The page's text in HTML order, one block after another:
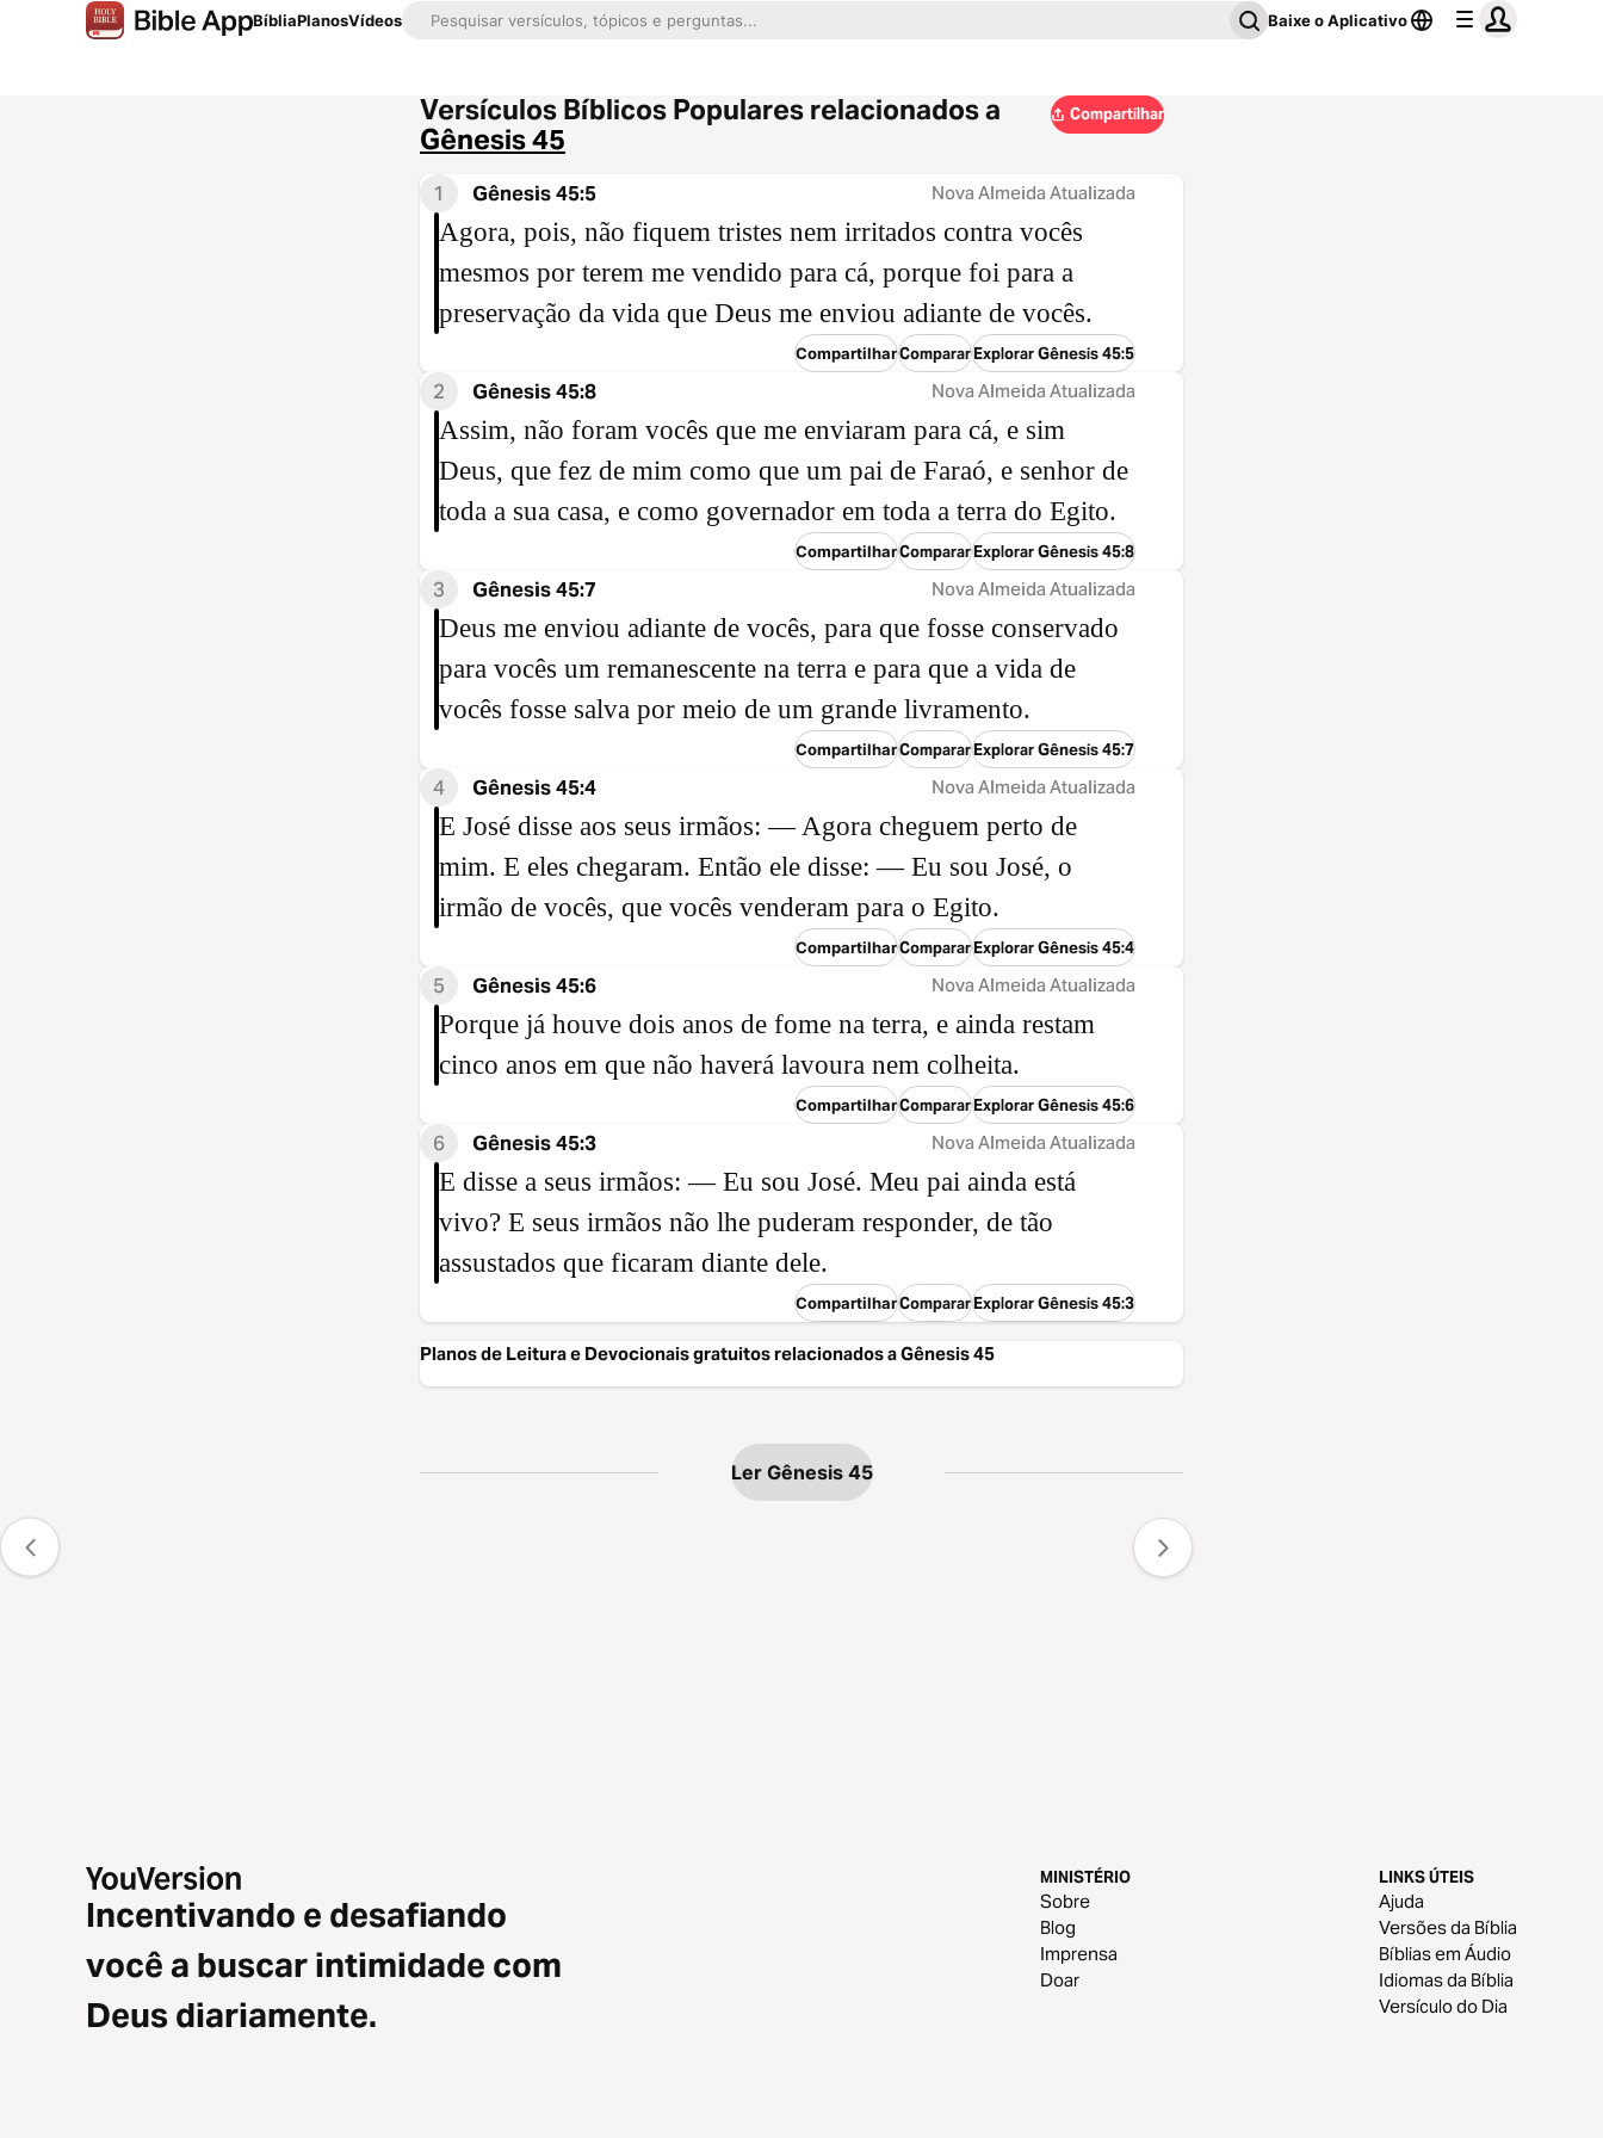
BíbliaPlanosVídeos Baixe o Aplicativo
Versículos Bíblicos Populares relacionados a
Gênesis 45
Compartilhar
1 Gênesis 45:5 Nova Almeida Atualizada
Agora, pois, não fiquem tristes nem irritados contra vocês
mesmos por terem me vendido para cá, porque foi para a
preservação da vida que Deus me enviou adiante de vocês.
CompartilharCompararExplorar Gênesis 45:5
2 Gênesis 45:8 Nova Almeida Atualizada
Assim, não foram vocês que me enviaram para cá, e sim
Deus, que fez de mim como que um pai de Faraó, e senhor de
toda a sua casa, e como governador em toda a terra do Egito.
CompartilharCompararExplorar Gênesis 45:8
3 Gênesis 45:7 Nova Almeida Atualizada
Deus me enviou adiante de vocês, para que fosse conservado
para vocês um remanescente na terra e para que a vida de
vocês fosse salva por meio de um grande livramento.
CompartilharCompararExplorar Gênesis 45:7
4 Gênesis 45:4 Nova Almeida Atualizada
E José disse aos seus irmãos: — Agora cheguem perto de
mim. E eles chegaram. Então ele disse: — Eu sou José, o
irmão de vocês, que vocês venderam para o Egito.
CompartilharCompararExplorar Gênesis 45:4
5 Gênesis 45:6 Nova Almeida Atualizada
Porque já houve dois anos de fome na terra, e ainda restam
cinco anos em que não haverá lavoura nem colheita.
CompartilharCompararExplorar Gênesis 45:6
6 Gênesis 45:3 Nova Almeida Atualizada
E disse a seus irmãos: — Eu sou José. Meu pai ainda está
vivo? E seus irmãos não lhe puderam responder, de tão
assustados que ficaram diante dele.
CompartilharCompararExplorar Gênesis 45:3
Planos de Leitura e Devocionais gratuitos relacionados a Gênesis 45
Ler Gênesis 45
Incentivando e desafiando
você a buscar intimidade com
Deus diariamente.
MINISTÉRIO
Sobre
Blog
Imprensa
Doar
LINKS ÚTEIS
Ajuda
Versões da Bíblia
Bíblias em Áudio
Idiomas da Bíblia
Versículo do Dia